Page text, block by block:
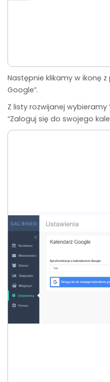
Następnie klikamy w ikonę
Google”.
Z listy rozwijanej wybieramy
“Zaloguj się do swojego